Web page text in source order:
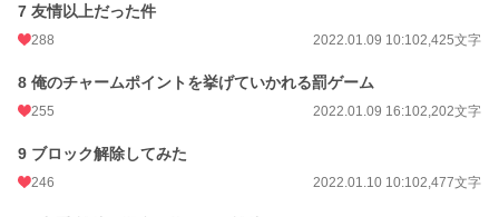
7 友情以上だった件
288 2022.01.09 10:102,425文字
8 俺のチャームポイントを挙げていかれる罰ゲーム
255 2022.01.09 16:102,202文字
9 ブロック解除してみた
246 2022.01.10 10:102,477文字